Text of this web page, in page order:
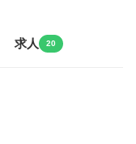
求人 20